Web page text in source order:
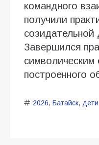
командного
получили
созидательной
Завершился
символическим
построенного
2026, Батайск, дети